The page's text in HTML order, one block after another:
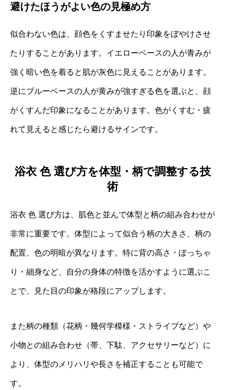
避けたほうがよい色の見極め方
似合わない色は、顔色をくすませたり印象をぼやけさせ
たりすることがあります。イエローベースの人が青みが
強く暗い色を着ると肌が灰色に見えることがあります。
逆にブルーベースの人が黄みが強すぎる色を選ぶと、顔
がくすんだ印象になることがあります。色がくすむ・疲
れて見えると感じたら避けるサインです。
浴衣 色 選び方を体型・柄で調整する技
術
浴衣 色 選び方は、肌色と並んで体型と柄の組み合わせが
非常に重要です。体型によって似合う柄の大きさ、柄の
配置、色の明暗が異なります。特に背の高さ・ぽっちゃ
り・細身など、自分の身体の特徴を活かすように選ぶこ
とで、見た目の印象が格段にアップします。
また柄の種類（花柄・幾何学模様・ストライプなど）や
小物との組み合わせ（帯、下駄、アクセサリーなど）に
より、体型のメリハリや長さを補正することも可能で
す。